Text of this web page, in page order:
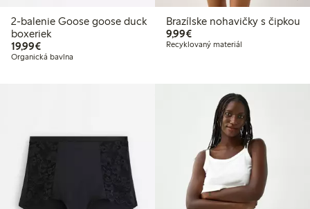
2-balenie Goose goose duck
boxeriek
19,99€19,99 €
Organická bavlna
Brazílske nohavičky s čipkou
9,99€9,99 €
Recyklovaný materiál